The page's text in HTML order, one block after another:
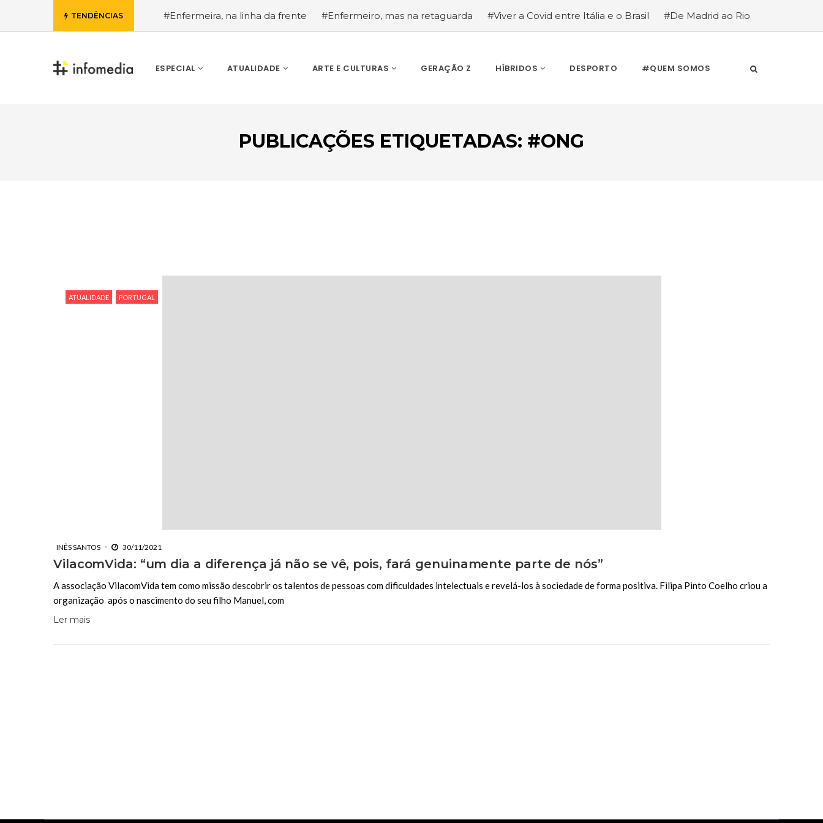
TENDÊNCIAS #Enfermeira, na linha da frente #Enfermeiro, mas na retaguarda #Viver a Covid entre Itália e o Brasil
#De Madrid ao Rio
ESPECIAL ATUALIDADE ARTE E CULTURAS GERAÇÃO Z HÍBRIDOS DESPORTO #QUEM SOMOS
PUBLICAÇÕES ETIQUETADAS: #ONG
ATUALIDADE PORTUGAL
INÊS SANTOS 30/11/2021
VilacomVida: “um dia a diferença já não se vê, pois, fará genuinamente parte de nós”
A associação VilacomVida tem como missão descobrir os talentos de pessoas com dificuldades intelectuais e revelá-los à sociedade de forma positiva. Filipa Pinto Coelho criou a
organização após o nascimento do seu filho Manuel, com
Ler mais